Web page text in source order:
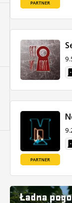
PARTNER
PARTNER